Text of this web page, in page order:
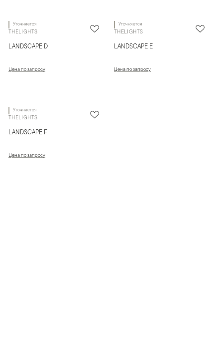
Уточняется
THELIGHTS
LANDSCAPE D
Цена по запросу
Уточняется
THELIGHTS
LANDSCAPE E
Цена по запросу
Уточняется
THELIGHTS
LANDSCAPE F
Цена по запросу